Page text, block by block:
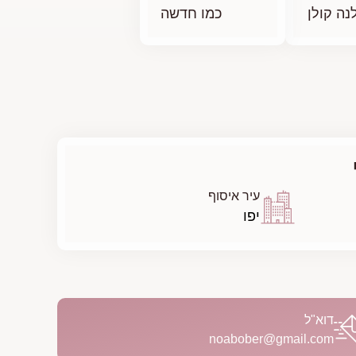
קולן כמו חדשה
עיר איסוף
יפו
דוא"ל
noabober@gmail.com